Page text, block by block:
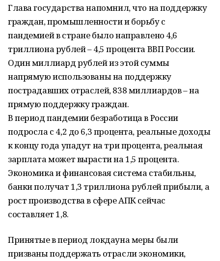
Глава государства напомнил, что на поддержку
граждан, промышленности и борьбу с
пандемией в стране было направлено 4,6
триллиона рублей – 4,5 процента ВВП России.
Один миллиард рублей из этой суммы
напрямую использованы на поддержку
пострадавших отраслей, 838 миллиардов – на
прямую поддержку граждан.
В период пандемии безработица в России
подросла с 4,2 до 6,3 процента, реальные доходы
к концу года упадут на три процента, реальная
зарплата может вырасти на 1,5 процента.
Экономика и финансовая система стабильны,
банки получат 1,3 триллиона рублей прибыли, а
рост производства в сфере АПК сейчас
составляет 1,8.
Принятые в период локдауна меры были
призваны поддержать отрасли экономики,